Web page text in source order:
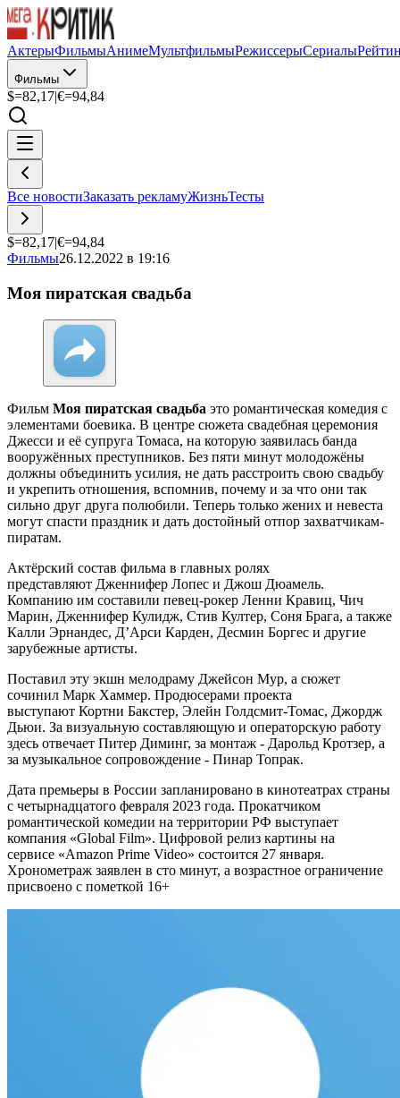
АктерыФильмыАнимеМультфильмыРежиссерыСериалы
Фильмы
$=82,17|€=94,84
Все новостиЗаказать рекламуЖизньТесты
$=82,17|€=94,84
Фильмы26.12.2022 в 19:16
Моя пиратская свадьба
Фильм Моя пиратская свадьба это романтическая комедия с
элементами боевика. В центре сюжета свадебная церемония
Джесси и её супруга Томаса, на которую заявилась банда
вооружённых преступников. Без пяти минут молодожёны
должны объединить усилия, не дать расстроить свою свадьбу
и укрепить отношения, вспомнив, почему и за что они так
сильно друг друга полюбили. Теперь только жених и невеста
могут спасти праздник и дать достойный отпор захватчикам-
пиратам.
Актёрский состав фильма в главных ролях
представляют Дженнифер Лопес и Джош Дюамель.
Компанию им составили певец-рокер Ленни Кравиц, Чич
Марин, Дженнифер Кулидж, Стив Култер, Соня Брага, а также
Калли Эрнандес, Д’Арси Карден, Десмин Боргес и другие
зарубежные артисты.
Поставил эту экшн мелодраму Джейсон Мур, а сюжет
сочинил Марк Хаммер. Продюсерами проекта
выступают Кортни Бакстер, Элейн Голдсмит-Томас, Джордж
Дьюи. За визуальную составляющую и операторскую работу
здесь отвечает Питер Диминг, за монтаж - Дарольд Кротзер, а
за музыкальное сопровождение - Пинар Топрак.
Дата премьеры в России запланировано в кинотеатрах страны
с четырнадцатого февраля 2023 года. Прокатчиком
романтической комедии на территории РФ выступает
компания «Global Film». Цифровой релиз картины на
сервисе «Amazon Prime Video» состоится 27 января.
Хронометраж заявлен в сто минут, а возрастное ограничение
присвоено с пометкой 16+